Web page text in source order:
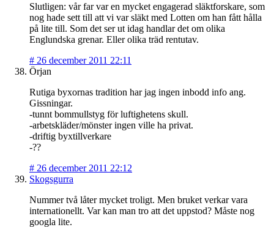
Slutligen: vår far var en mycket engagerad släktforskare, som
nog hade sett till att vi var släkt med Lotten om han fått hålla
på lite till. Som det ser ut idag handlar det om olika
Englundska grenar. Eller olika träd rentutav.
# 26 december 2011 22:11
Örjan
Rutiga byxornas tradition har jag ingen inbodd info ang.
Gissningar.
-tunnt bommullstyg för luftighetens skull.
-arbetskläder/mönster ingen ville ha privat.
-driftig byxtillverkare
-??
# 26 december 2011 22:12
Skogsgurra
Nummer två låter mycket troligt. Men bruket verkar vara
internationellt. Var kan man tro att det uppstod? Måste nog
googla lite.